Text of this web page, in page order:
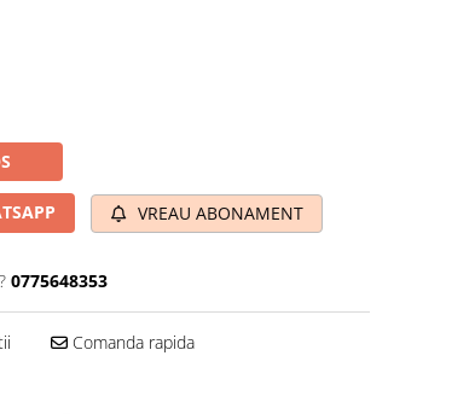
VREAU ABONAMENT
0775648353
Comanda rapida